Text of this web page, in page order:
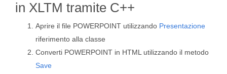
in XLTM tramite C++
Aprire il file POWERPOINT utilizzando Presentazione
riferimento alla classe
Converti POWERPOINT in HTML utilizzando il metodo
Save